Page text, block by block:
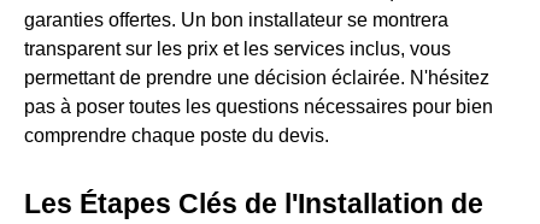
garanties offertes. Un bon installateur se montrera
transparent sur les prix et les services inclus, vous
permettant de prendre une décision éclairée. N'hésitez
pas à poser toutes les questions nécessaires pour bien
comprendre chaque poste du devis.
Les Étapes Clés de l'Installation de